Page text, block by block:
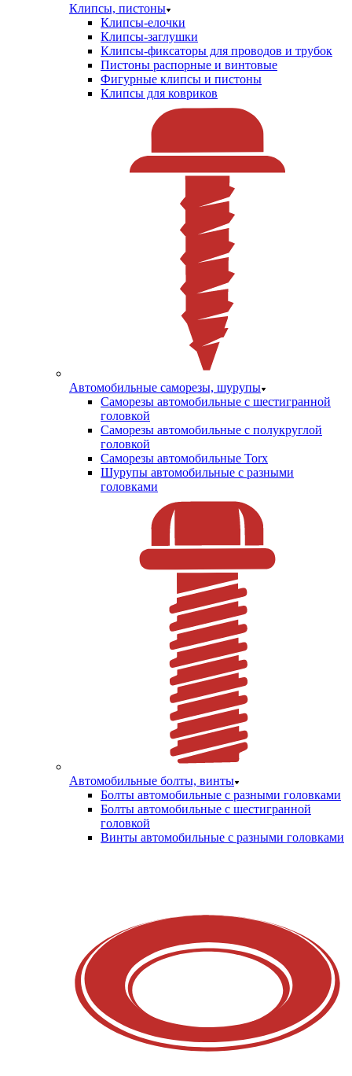
Клипсы, пистоны
Клипсы-елочки
Клипсы-заглушки
Клипсы-фиксаторы для проводов и трубок
Пистоны распорные и винтовые
Фигурные клипсы и пистоны
Клипсы для ковриков
Автомобильные саморезы, шурупы
Саморезы автомобильные с шестигранной
головкой
Саморезы автомобильные с полукруглой
головкой
Саморезы автомобильные Torx
Шурупы автомобильные с разными
головками
Автомобильные болты, винты
Болты автомобильные с разными головками
Болты автомобильные с шестигранной
головкой
Винты автомобильные с разными головками